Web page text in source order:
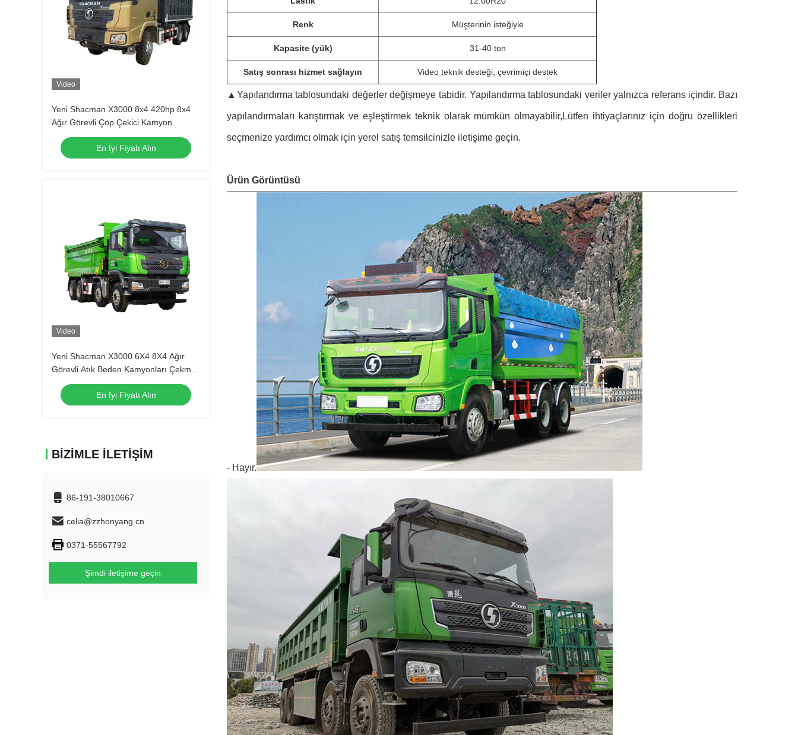
Video
Yeni Shacman X3000 8x4 420hp 8x4
Ağır Görevli Çöp Çekici Kamyon
En İyi Fiyatı Alın
Video
Yeni Shacman X3000 6X4 8X4 Ağır
Görevli Atık Beden Kamyonları Çekme
Kamyonu
En İyi Fiyatı Alın
BIZIMLE İLETIŞIM
86-191-38010667
celia@zzhonyang.cn
0371-55567792
Şimdi iletişime geçin
Renk Müşterinin isteğiyle
Kapasite (yük) 31-40 ton
Satış sonrası hizmet sağlayın Video teknik desteği, çevrimiçi destek
▲ Yapılandırma tablosundaki değerler değişmeye tabidir. Yapılandırma tablosundaki veriler yalnızca referans içindir. Bazı
yapılandırmaları karıştırmak ve eşleştirmek teknik olarak mümkün olmayabilir,Lütfen ihtiyaçlarınız için doğru özellikleri
seçmenize yardımcı olmak için yerel satış temsilcinizle iletişime geçin.
Ürün Görüntüsü
- Hayır.